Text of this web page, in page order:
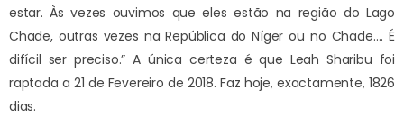
estar. Às vezes ouvimos que eles estão na região do Lago
Chade, outras vezes na República do Níger ou no Chade…. É
difícil ser preciso.” A única certeza é que Leah Sharibu foi
raptada a 21 de Fevereiro de 2018. Faz hoje, exactamente, 1826
dias.